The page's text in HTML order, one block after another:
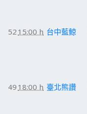
52 15:00 h 台中藍鯨
49 18:00 h 臺北熊讚